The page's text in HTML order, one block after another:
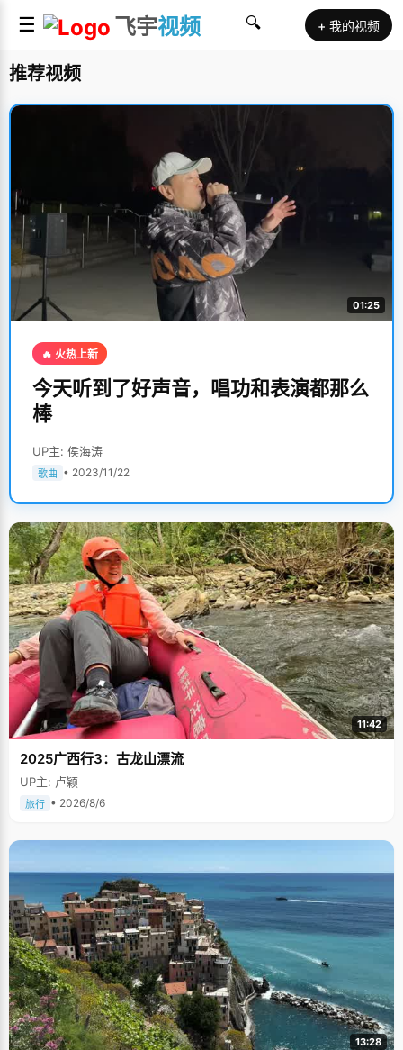
☰ 飞宇视频 🔍 + 我的视频
推荐视频
01:25
🔥 火热上新
今天听到了好声音，唱功和表演都那么
棒
UP主: 侯海涛
歌曲 • 2023/11/22
11:42
2025广西行3：古龙山漂流
UP主: 卢颖
旅行 • 2026/8/6
13:28